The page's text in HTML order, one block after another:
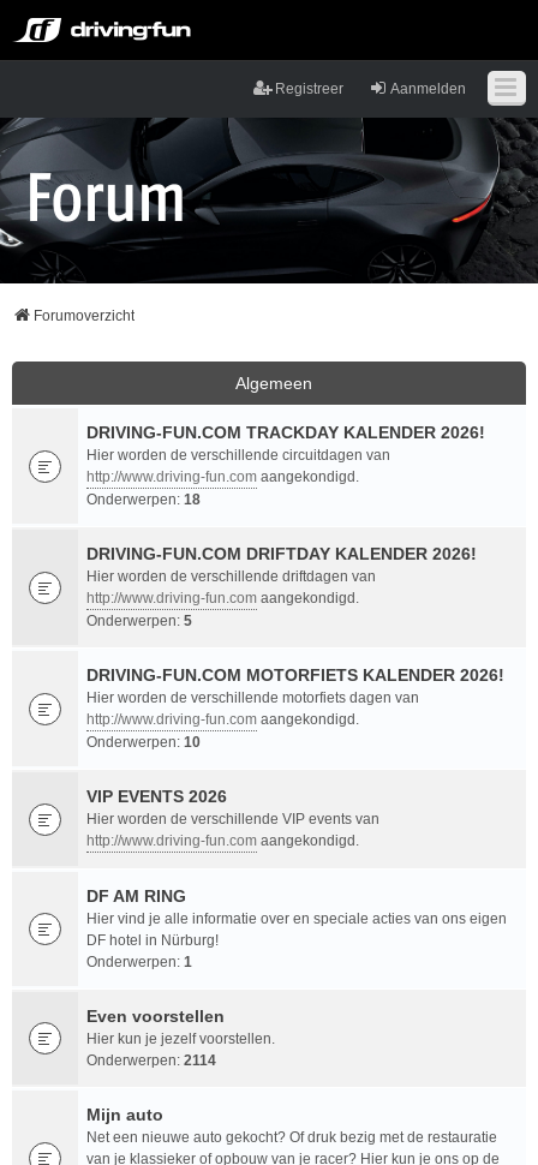
Aanmelden
Registreer
Forumoverzicht
Algemeen
DRIVING-FUN.COM TRACKDAY KALENDER 2026!
Hier worden de verschillende circuitdagen van
http://www.driving-fun.com aangekondigd.
Onderwerpen: 18
DRIVING-FUN.COM DRIFTDAY KALENDER 2026!
Hier worden de verschillende driftdagen van
http://www.driving-fun.com aangekondigd.
Onderwerpen: 5
DRIVING-FUN.COM MOTORFIETS KALENDER 2026!
Hier worden de verschillende motorfiets dagen van
http://www.driving-fun.com aangekondigd.
Onderwerpen: 10
VIP EVENTS 2026
Hier worden de verschillende VIP events van
http://www.driving-fun.com aangekondigd.
DF AM RING
Hier vind je alle informatie over en speciale acties van ons eigen
DF hotel in Nürburg!
Onderwerpen: 1
Even voorstellen
Hier kun je jezelf voorstellen.
Onderwerpen: 2114
Mijn auto
Net een nieuwe auto gekocht? Of druk bezig met de restauratie
van je klassieker of opbouw van je racer? Hier kun je ons op de